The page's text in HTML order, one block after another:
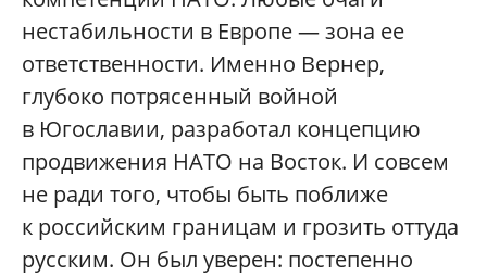
нестабильности в Европе — зона ее
ответственности. Именно Вернер,
глубоко потрясенный войной
в Югославии, разработал концепцию
продвижения НАТО на Восток. И совсем
не ради того, чтобы быть поближе
к российским границам и грозить оттуда
русским. Он был уверен: постепенно